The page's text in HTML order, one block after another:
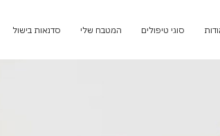
סוגי טיפולים המטבח שלי סדנאות בישול